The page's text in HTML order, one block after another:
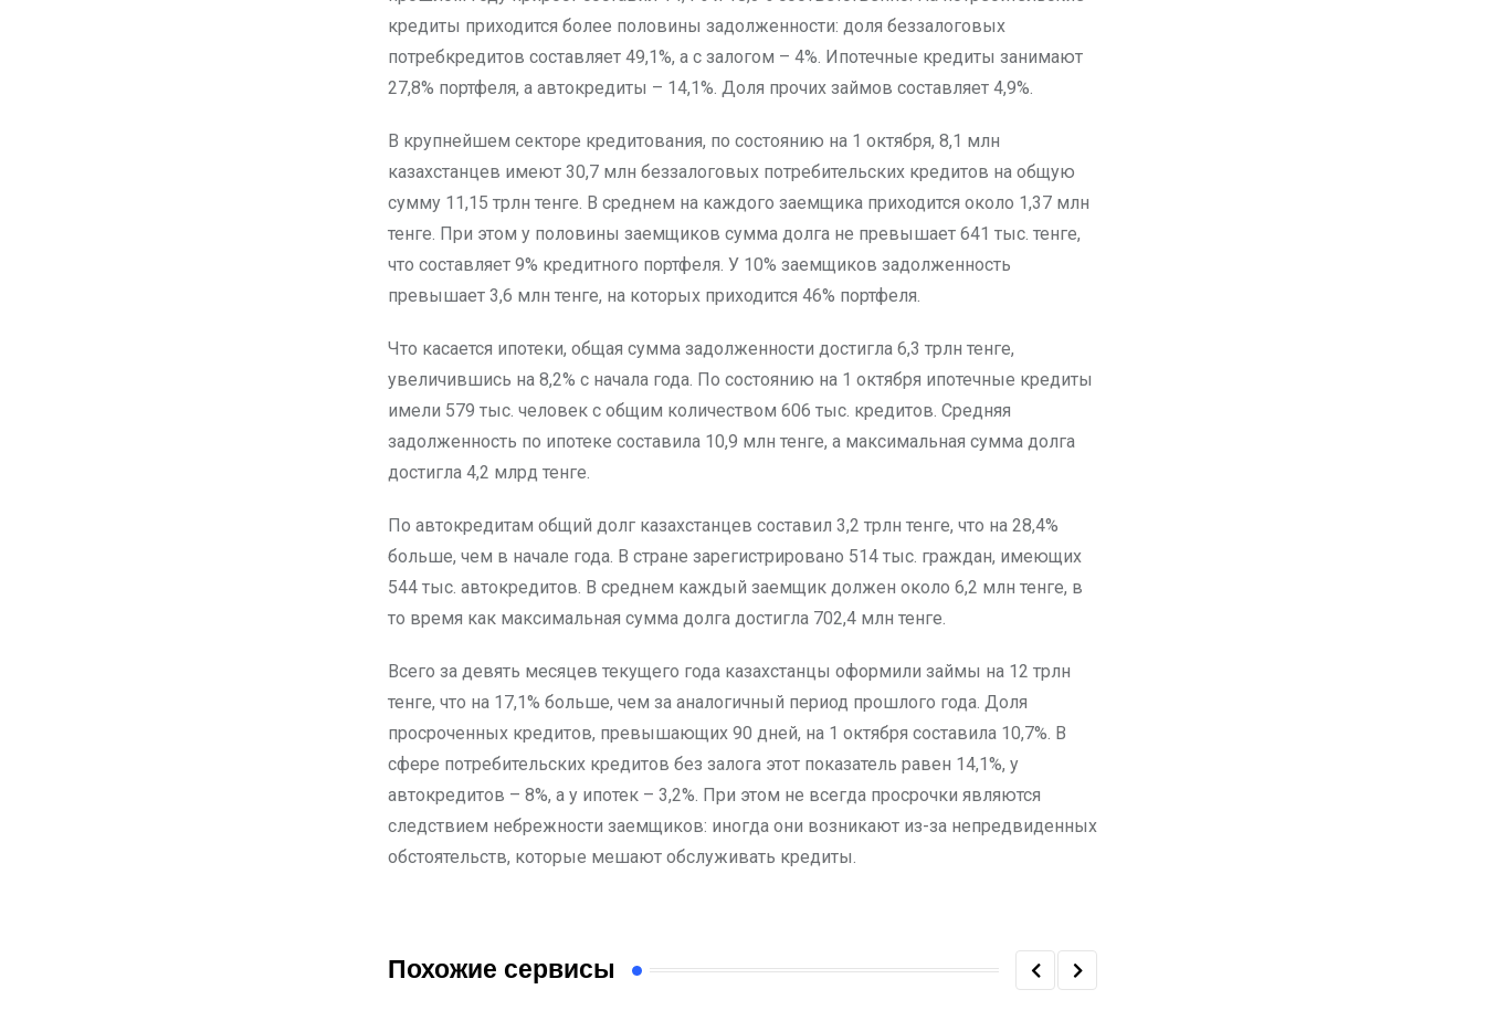
кредиты приходится более половины задолженности: доля беззалоговых
потребкредитов составляет 49,1%, а с залогом – 4%. Ипотечные кредиты занимают
27,8% портфеля, а автокредиты – 14,1%. Доля прочих займов составляет 4,9%.
В крупнейшем секторе кредитования, по состоянию на 1 октября, 8,1 млн
казахстанцев имеют 30,7 млн беззалоговых потребительских кредитов на общую
сумму 11,15 трлн тенге. В среднем на каждого заемщика приходится около 1,37 млн
тенге. При этом у половины заемщиков сумма долга не превышает 641 тыс. тенге,
что составляет 9% кредитного портфеля. У 10% заемщиков задолженность
превышает 3,6 млн тенге, на которых приходится 46% портфеля.
Что касается ипотеки, общая сумма задолженности достигла 6,3 трлн тенге,
увеличившись на 8,2% с начала года. По состоянию на 1 октября ипотечные кредиты
имели 579 тыс. человек с общим количеством 606 тыс. кредитов. Средняя
задолженность по ипотеке составила 10,9 млн тенге, а максимальная сумма долга
достигла 4,2 млрд тенге.
По автокредитам общий долг казахстанцев составил 3,2 трлн тенге, что на 28,4%
больше, чем в начале года. В стране зарегистрировано 514 тыс. граждан, имеющих
544 тыс. автокредитов. В среднем каждый заемщик должен около 6,2 млн тенге, в
то время как максимальная сумма долга достигла 702,4 млн тенге.
Всего за девять месяцев текущего года казахстанцы оформили займы на 12 трлн
тенге, что на 17,1% больше, чем за аналогичный период прошлого года. Доля
просроченных кредитов, превышающих 90 дней, на 1 октября составила 10,7%. В
сфере потребительских кредитов без залога этот показатель равен 14,1%, у
автокредитов – 8%, а у ипотек – 3,2%. При этом не всегда просрочки являются
следствием небрежности заемщиков: иногда они возникают из-за непредвиденных
обстоятельств, которые мешают обслуживать кредиты.
Похожие сервисы